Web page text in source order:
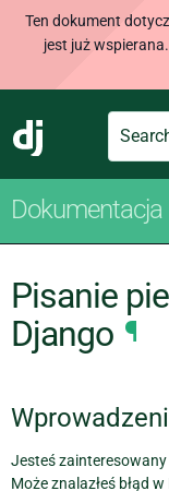
Ten dokument
jest już
Search
Dokumentacja
Pisanie
Django ¶
Jesteś zainteresowany
Może znalazłeś błąd